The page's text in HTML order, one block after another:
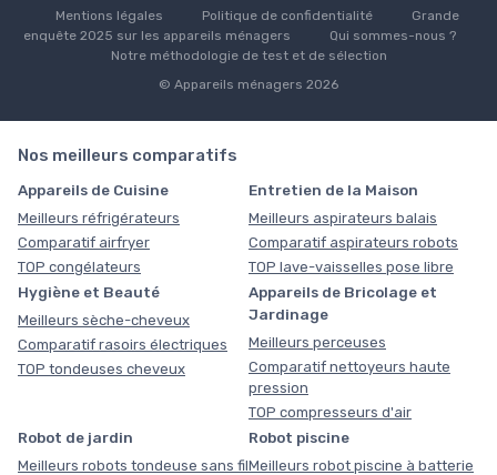
Mentions légales Politique de confidentialité
Grande
enquête 2025 sur les appareils ménagers
Qui sommes-nous ?
Notre méthodologie de test et de sélection
© Appareils ménagers 2026
Nos meilleurs comparatifs
Appareils de Cuisine
Meilleurs réfrigérateurs
Comparatif airfryer
TOP congélateurs
Entretien de la Maison
Meilleurs aspirateurs balais
Comparatif aspirateurs robots
TOP lave-vaisselles pose libre
Hygiène et Beauté
Meilleurs sèche-cheveux
Comparatif rasoirs électriques
TOP tondeuses cheveux
Appareils de Bricolage et
Jardinage
Meilleurs perceuses
Comparatif nettoyeurs haute
pression
TOP compresseurs d'air
Robot de jardin
Meilleurs robots tondeuse sans fil
Robot piscine
Meilleurs robot piscine à batterie